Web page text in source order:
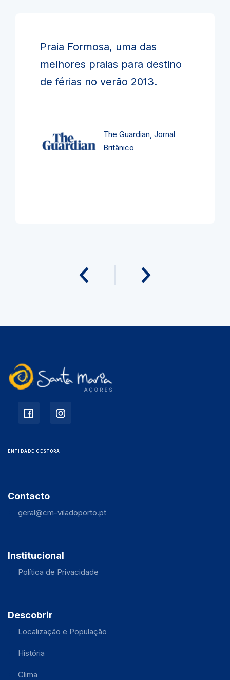
Praia Formosa, uma das
melhores praias para destino
de férias no verão 2013.
The Guardian, Jornal
Britânico
ENTIDADE GESTORA
Contacto
geral@cm-viladoporto.pt
Institucional
Política de Privacidade
Descobrir
Localização e População
História
Clima